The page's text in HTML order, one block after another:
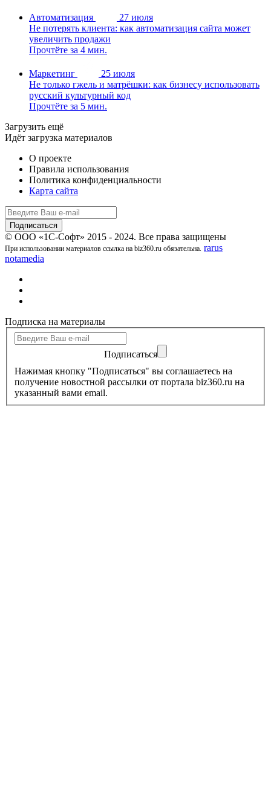
Автоматизация
27 июля
Не потерять клиента: как автоматизация сайта может
увеличить продажи
Прочтёте за 4 мин.
Маркетинг
25 июля
Не только гжель и матрёшки: как бизнесу использовать
русский культурный код
Прочтёте за 5 мин.
Загрузить ещё
Идёт загрузка материалов
О проекте
Правила использования
Политика конфиденциальности
Карта сайта
© ООО «1С-Софт» 2015 - 2024. Все права защищены
При использовании материалов ссылка на biz360.ru обязательна. rarus
notamedia
Подписка на материалы
Подписаться
Нажимая кнопку "Подписаться" вы соглашаетесь на
получение новостной рассылки от портала biz360.ru на
указанный вами email.